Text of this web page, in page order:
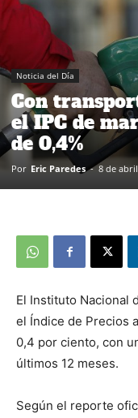
Noticia del Día
Con
el IPC de
de 0,4%
Por Eric Paredes - 8 de
El Instituto Nacional
el Índice de Precios
0,4 por ciento, con
últimos 12 meses.
Según el reporte